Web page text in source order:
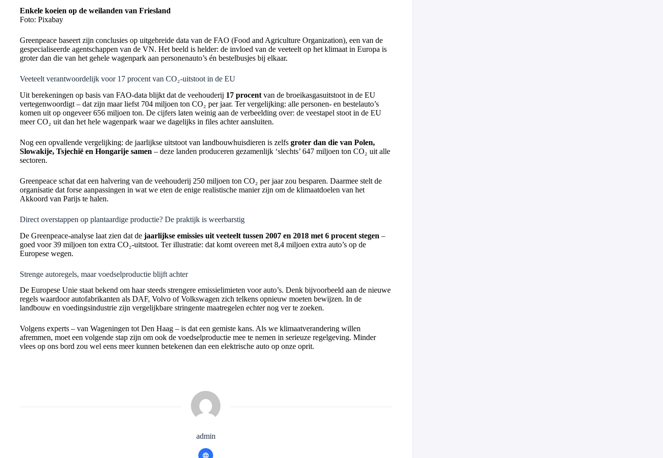
Enkele koeien op de weilanden van Friesland
Foto: Pixabay
Greenpeace baseert zijn conclusies op uitgebreide data van de FAO (Food and Agriculture Organization), een van de
gespecialiseerde agentschappen van de VN. Het beeld is helder: de invloed van de veeteelt op het klimaat in Europa is
groter dan die van het gehele wagenpark aan personenauto’s én bestelbusjes bij elkaar.
Veeteelt verantwoordelijk voor 17 procent van CO₂-uitstoot in de EU
Uit berekeningen op basis van FAO-data blijkt dat de veehouderij 17 procent van de broeikasgasuitstoot in de EU
vertegenwoordigt – dat zijn maar liefst 704 miljoen ton CO₂ per jaar. Ter vergelijking: alle personen- en bestelauto’s
komen uit op ongeveer 656 miljoen ton. De cijfers laten weinig aan de verbeelding over: de veestapel stoot in de EU
meer CO₂ uit dan het hele wagenpark waar we dagelijks in files achter aansluiten.
Nog een opvallende vergelijking: de jaarlijkse uitstoot van landbouwhuisdieren is zelfs groter dan die van Polen,
Slowakije, Tsjechië en Hongarije samen – deze landen produceren gezamenlijk ‘slechts’ 647 miljoen ton CO₂ uit alle
sectoren.
Greenpeace schat dat een halvering van de veehouderij 250 miljoen ton CO₂ per jaar zou besparen. Daarmee stelt de
organisatie dat forse aanpassingen in wat we eten de enige realistische manier zijn om de klimaatdoelen van het
Akkoord van Parijs te halen.
Direct overstappen op plantaardige productie? De praktijk is weerbarstig
De Greenpeace-analyse laat zien dat de jaarlijkse emissies uit veeteelt tussen 2007 en 2018 met 6 procent stegen –
goed voor 39 miljoen ton extra CO₂-uitstoot. Ter illustratie: dat komt overeen met 8,4 miljoen extra auto’s op de
Europese wegen.
Strenge autoregels, maar voedselproductie blijft achter
De Europese Unie staat bekend om haar steeds strengere emissielimieten voor auto’s. Denk bijvoorbeeld aan de nieuwe
regels waardoor autofabrikanten als DAF, Volvo of Volkswagen zich telkens opnieuw moeten bewijzen. In de
landbouw en voedingsindustrie zijn vergelijkbare stringente maatregelen echter nog ver te zoeken.
Volgens experts – van Wageningen tot Den Haag – is dat een gemiste kans. Als we klimaatverandering willen
afremmen, moet een volgende stap zijn om ook de voedselproductie mee te nemen in serieuze regelgeving. Minder
vlees op ons bord zou wel eens meer kunnen betekenen dan een elektrische auto op onze oprit.
admin